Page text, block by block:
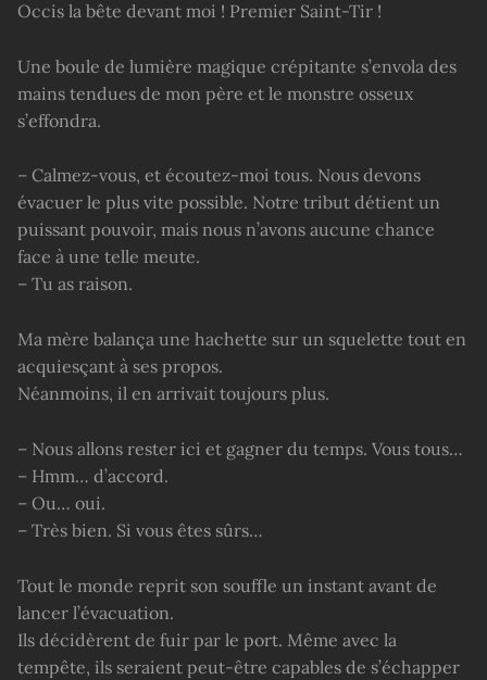
Occis la bête devant moi ! Premier Saint-Tir !
Une boule de lumière magique crépitante s’envola des
mains tendues de mon père et le monstre osseux
s’effondra.
– Calmez-vous, et écoutez-moi tous. Nous devons
évacuer le plus vite possible. Notre tribut détient un
puissant pouvoir, mais nous n’avons aucune chance
face à une telle meute.
– Tu as raison.
Ma mère balança une hachette sur un squelette tout en
acquiesçant à ses propos.
Néanmoins, il en arrivait toujours plus.
– Nous allons rester ici et gagner du temps. Vous tous…
– Hmm… d’accord.
– Ou… oui.
– Très bien. Si vous êtes sûrs…
Tout le monde reprit son souffle un instant avant de
lancer l’évacuation.
Ils décidèrent de fuir par le port. Même avec la
tempête, ils seraient peut-être capables de s’échapper